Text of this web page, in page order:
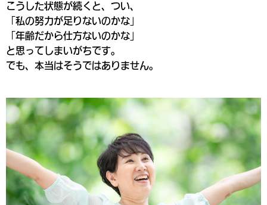
こうした状態が続くと、つい、
「私の努力が足りないのかな」
「年齢だから仕方ないのかな」
と思ってしまいがちです。
でも、本当はそうではありません。